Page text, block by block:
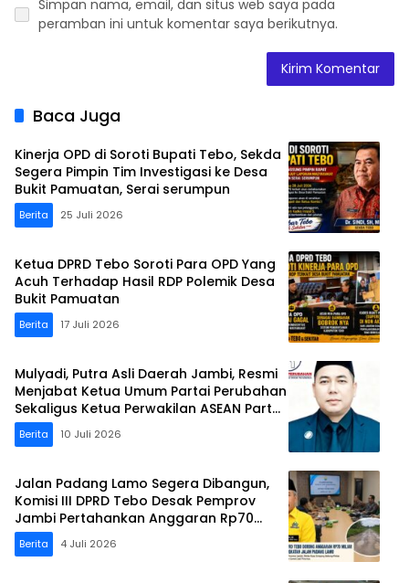
Simpan nama, email, dan situs web saya pada
peramban ini untuk komentar saya berikutnya.
Baca Juga
Kinerja OPD di Soroti Bupati Tebo, Sekda
Segera Pimpin Tim Investigasi ke Desa
Bukit Pamuatan, Serai serumpun
Berita 25 Juli 2026
Ketua DPRD Tebo Soroti Para OPD Yang
Acuh Terhadap Hasil RDP Polemik Desa
Bukit Pamuatan
Berita 17 Juli 2026
Mulyadi, Putra Asli Daerah Jambi, Resmi
Menjabat Ketua Umum Partai Perubahan
Sekaligus Ketua Perwakilan ASEAN Partai
Perubahan di Malaysia
Berita 10 Juli 2026
Jalan Padang Lamo Segera Dibangun,
Komisi III DPRD Tebo Desak Pemprov
Jambi Pertahankan Anggaran Rp70
Miliar
Berita 4 Juli 2026